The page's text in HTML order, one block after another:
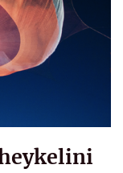
heykelini